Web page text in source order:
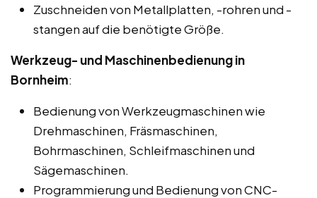
Zuschneiden von Metallplatten, -rohren und -
stangen auf die benötigte Größe.
Werkzeug- und Maschinenbedienung in
Bornheim:
Bedienung von Werkzeugmaschinen wie
Drehmaschinen, Fräsmaschinen,
Bohrmaschinen, Schleifmaschinen und
Sägemaschinen.
Programmierung und Bedienung von CNC-